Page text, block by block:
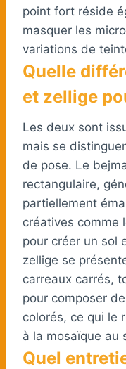
point fort réside
masquer les
variations de
Quelle
et zellige
Les deux sont
mais se
de pose. Le
rectangulaire,
partiellement
créatives comme
pour créer un sol
zellige se
carreaux carrés,
pour composer
colorés, ce qui le
à la mosaïque au
Quel